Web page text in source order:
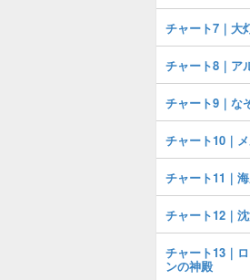
チャート7｜大
チャート8｜ア
チャート9｜な
チャート10｜
チャート11｜
チャート12｜
チャート13｜
ンの神殿